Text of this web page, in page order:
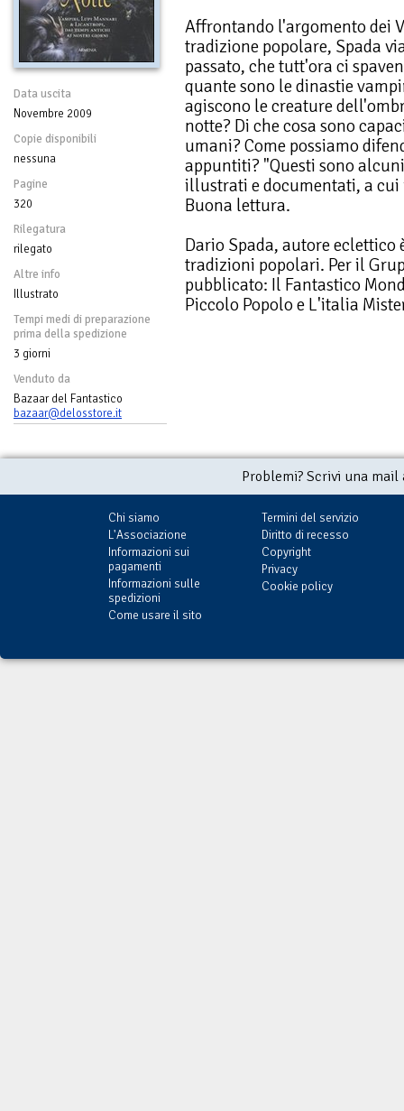
Data uscita
Novembre 2009
Copie disponibili
nessuna
Pagine
320
Rilegatura
rilegato
Altre info
Illustrato
Tempi medi di preparazione
prima della spedizione
3 giorni
Venduto da
Bazaar del Fantastico
bazaar@delosstore.it
Affrontando l'argomento dei
tradizione popolare, Spada
passato, che tutt'ora ci
quante sono le dinastie
agiscono le creature
notte? Di che cosa sono
umani? Come possiamo
appuntiti? "Questi sono
illustrati e documentati, a
Buona lettura.
Dario Spada, autore eclettico
tradizioni popolari. Per il
pubblicato: Il Fantastico
Piccolo Popolo e L'italia
Problemi? Scrivi una
Chi siamo
L'Associazione
Informazioni sui
pagamenti
Informazioni sulle
spedizioni
Come usare il sito
Termini del servizio
Diritto di recesso
Copyright
Privacy
Cookie policy